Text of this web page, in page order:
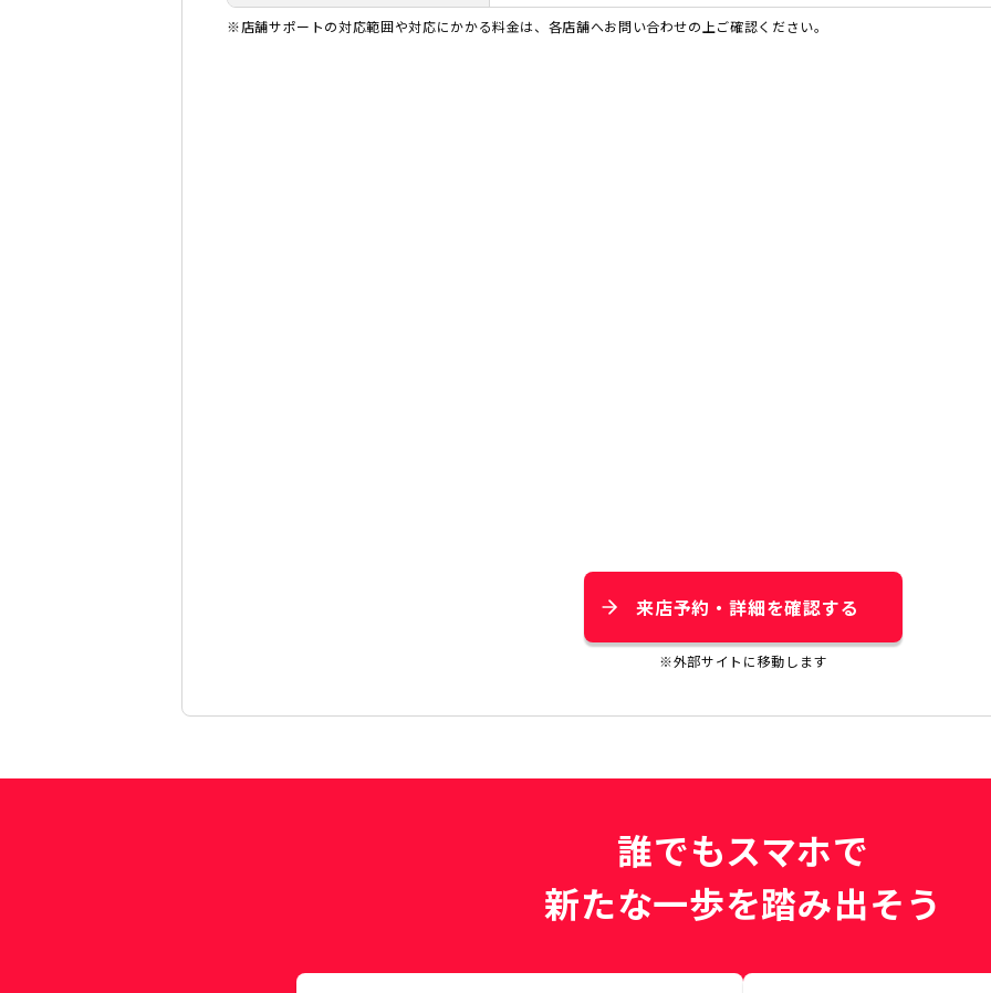
※店舗サポートの対応範囲や対応にかかる料金は、各店舗へお問い合わせの上ご確認ください。
来店予約・詳細を確認する
※外部サイトに移動します
誰でもスマホで
新たな一歩を踏み出そう